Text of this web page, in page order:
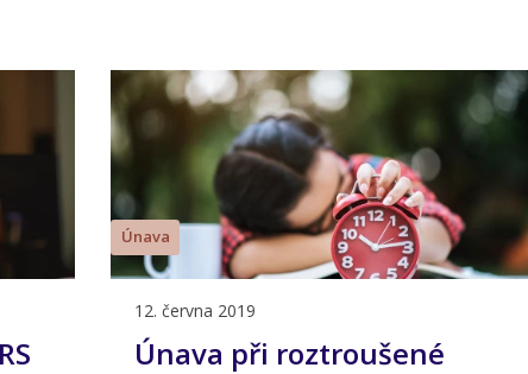
Únava
12. června 2019
Únava při roztroušené